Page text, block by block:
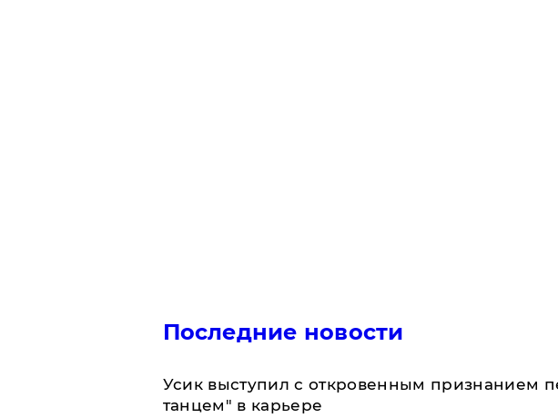
Последние новости
Усик выступил с откровенным признанием
танцем" в карьере